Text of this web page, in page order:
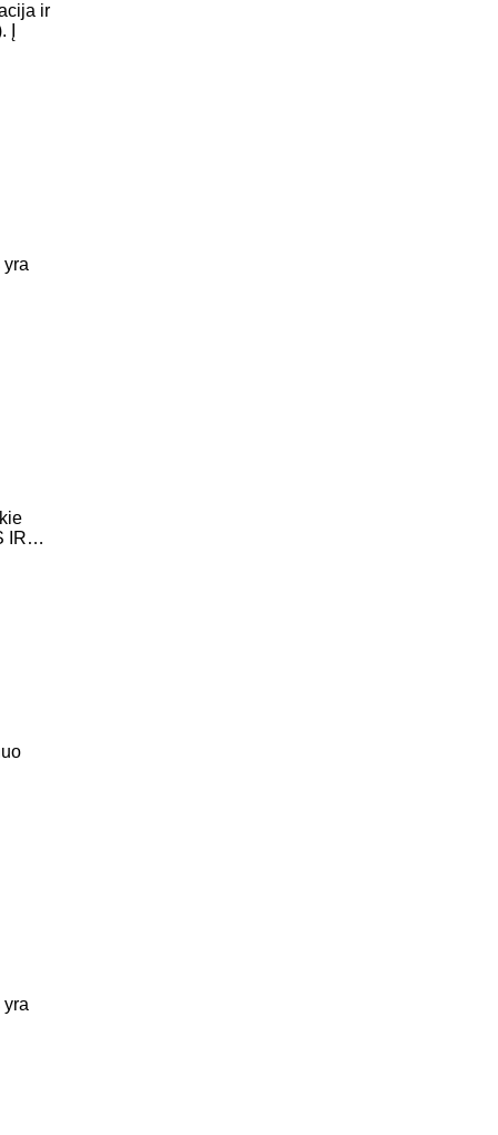
ir
IR…
yra